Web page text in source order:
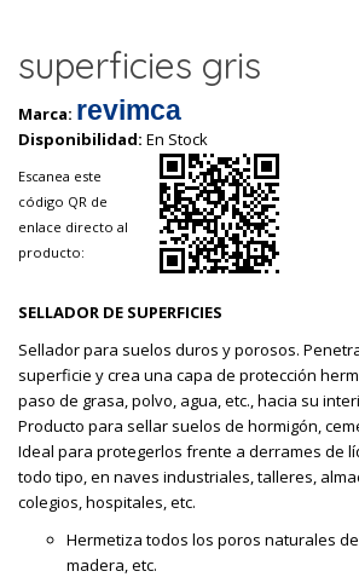
superficies gris
Marca: revimca
Disponibilidad: En Stock
Escanea este
código QR de
enlace directo al
producto:
SELLADOR DE SUPERFICIES
Sellador para suelos duros y porosos.
superficie y crea una capa de protección
paso de grasa, polvo, agua, etc., hacia su
Producto para sellar suelos de hormigón,
Ideal para protegerlos frente a derrames de
todo tipo, en naves industriales, talleres,
colegios, hospitales, etc.
Hermetiza todos los poros naturales
madera, etc.